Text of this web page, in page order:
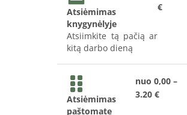
Atsiėmimas
knygynėlyje
Atsiimkite tą pačią ar
kitą darbo dieną
€
Atsiėmimas
paštomate
nuo 0,00 –
3.20 €